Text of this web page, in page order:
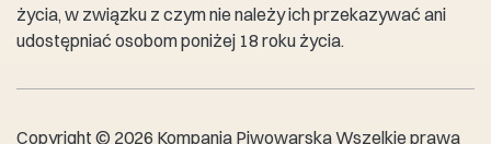
życia, w związku z czym nie należy ich przekazywać ani
udostępniać osobom poniżej 18 roku życia.
Copyright © 2026 Kompania Piwowarska Wszelkie prawa